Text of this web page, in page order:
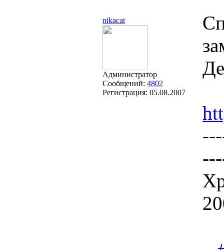
nikacat
Администратор
Сообщений: 4802
Регистрация: 05.08.2007